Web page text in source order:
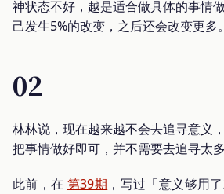
神状态不好，越是适合做具体的事情
己发生5%的改变，之后还会改变更多。
02
林林说，现在越来越不会去追寻意义
把事情做好即可，并不需要去追寻太多
此前，在 第39期 ，写过「意义够用